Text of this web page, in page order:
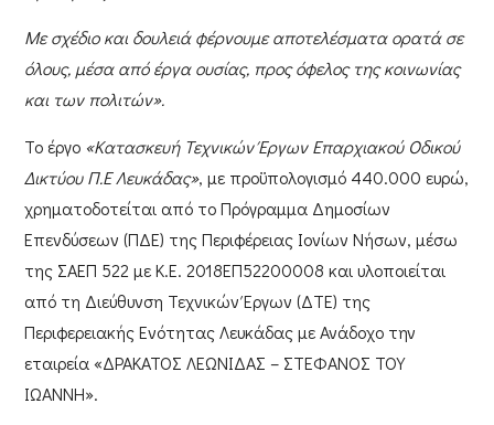
Με σχέδιο και δουλειά φέρνουμε αποτελέσματα ορατά σε
όλους, μέσα από έργα ουσίας, προς όφελος της κοινωνίας
και των πολιτών».
Το έργο «Κατασκευή Τεχνικών Έργων Επαρχιακού Οδικού
Δικτύου Π.Ε Λευκάδας», με προϋπολογισμό 440.000 ευρώ,
χρηματοδοτείται από τοΠρόγραμμα Δημοσίων
Επενδύσεων (ΠΔΕ) τηςΠεριφέρειας Ιονίων Νήσων, μέσω
της ΣΑΕΠ 522 με Κ.Ε. 2018ΕΠ52200008 και υλοποιείται
από τη Διεύθυνση Τεχνικών Έργων (ΔΤΕ) της
Περιφερειακής Ενότητας Λευκάδαςμε Ανάδοχο την
εταιρεία«ΔΡΑΚΑΤΟΣ ΛΕΩΝΙΔΑΣ – ΣΤΕΦΑΝΟΣ ΤΟΥ
ΙΩΑΝΝΗ».